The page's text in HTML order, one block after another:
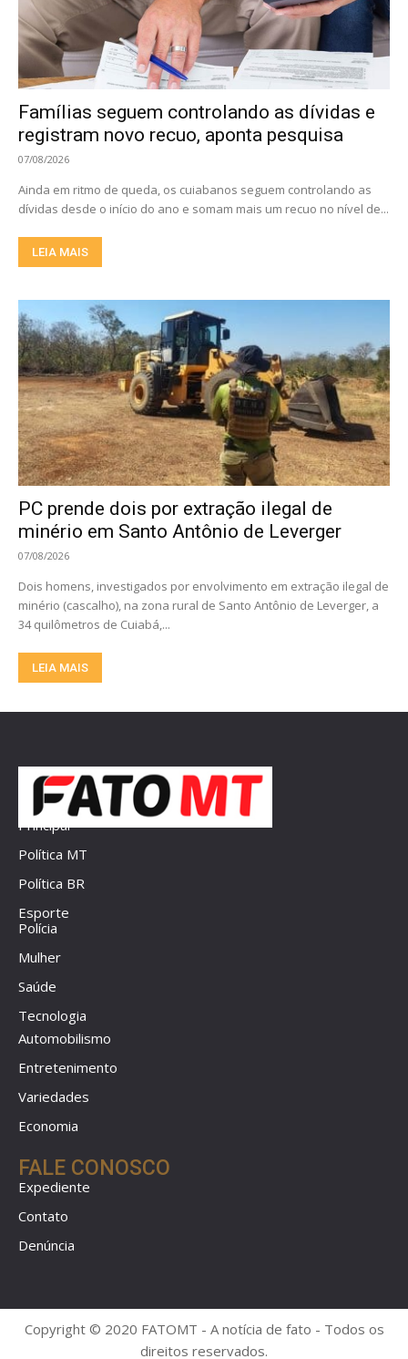
Famílias seguem controlando as dívidas e
registram novo recuo, aponta pesquisa
07/08/2026
Ainda em ritmo de queda, os cuiabanos seguem controlando as
dívidas desde o início do ano e somam mais um recuo no nível de...
LEIA MAIS
PC prende dois por extração ilegal de
minério em Santo Antônio de Leverger
07/08/2026
Dois homens, investigados por envolvimento em extração ilegal de
minério (cascalho), na zona rural de Santo Antônio de Leverger, a
34 quilômetros de Cuiabá,...
LEIA MAIS
Principal
Política MT
Política BR
Esporte
Polícia
Mulher
Saúde
Tecnologia
Automobilismo
Entretenimento
Variedades
Economia
FALE CONOSCO
Expediente
Contato
Denúncia
Copyright © 2020 FATOMT - A notícia de fato - Todos os
direitos reservados.